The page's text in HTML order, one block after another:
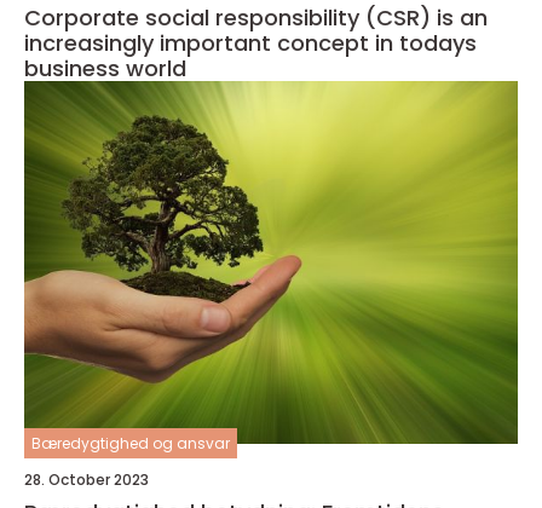
Corporate social responsibility (CSR) is an
increasingly important concept in todays
business world
Bæredygtighed og ansvar
28. October 2023